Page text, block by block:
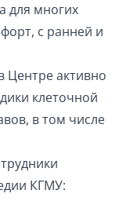
для многих
с ранней и
Центре активно
клеточной
в том числе
КГМУ: